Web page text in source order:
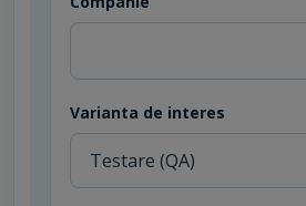
Varianta de interes